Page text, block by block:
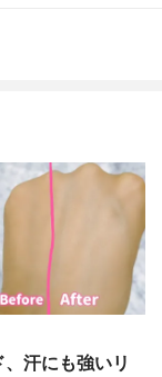
汗にも強いリ